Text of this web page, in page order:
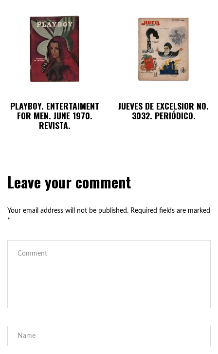
PLAYBOY. ENTERTAIMENT
FOR MEN. JUNE 1970.
REVISTA.
JUEVES DE EXCELSIOR NO.
3032. PERIÓDICO.
Leave your comment
Your email address will not be published. Required fields are marked
*